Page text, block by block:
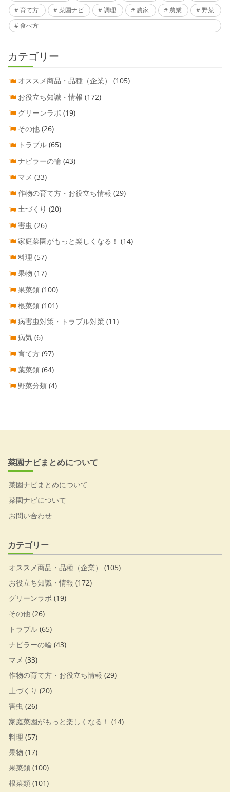
育て方
菜園ナビ 調理 農家 農業
野菜
食べ方
カテゴリー
オススメ商品・品種（企業）
(105)
お役立ち知識・情報 (172)
グリーンラボ (19)
その他 (26)
トラブル (65)
ナビラーの輪 (43)
マメ (33)
作物の育て方・お役立ち情報 (29)
土づくり (20)
害虫 (26)
家庭菜園がもっと楽しくなる！ (14)
料理 (57)
果物 (17)
果菜類 (100)
根菜類 (101)
病害虫対策・トラブル対策 (11)
病気 (6)
育て方 (97)
葉菜類 (64)
野菜分類 (4)
菜園ナビまとめについて
菜園ナビまとめについて
菜園ナビについて
お問い合わせ
カテゴリー
オススメ商品・品種（企業）
(105)
お役立ち知識・情報 (172)
グリーンラボ (19)
その他 (26)
トラブル (65)
ナビラーの輪 (43)
マメ (33)
作物の育て方・お役立ち情報 (29)
土づくり (20)
害虫 (26)
家庭菜園がもっと楽しくなる！ (14)
料理 (57)
果物 (17)
果菜類 (100)
根菜類 (101)